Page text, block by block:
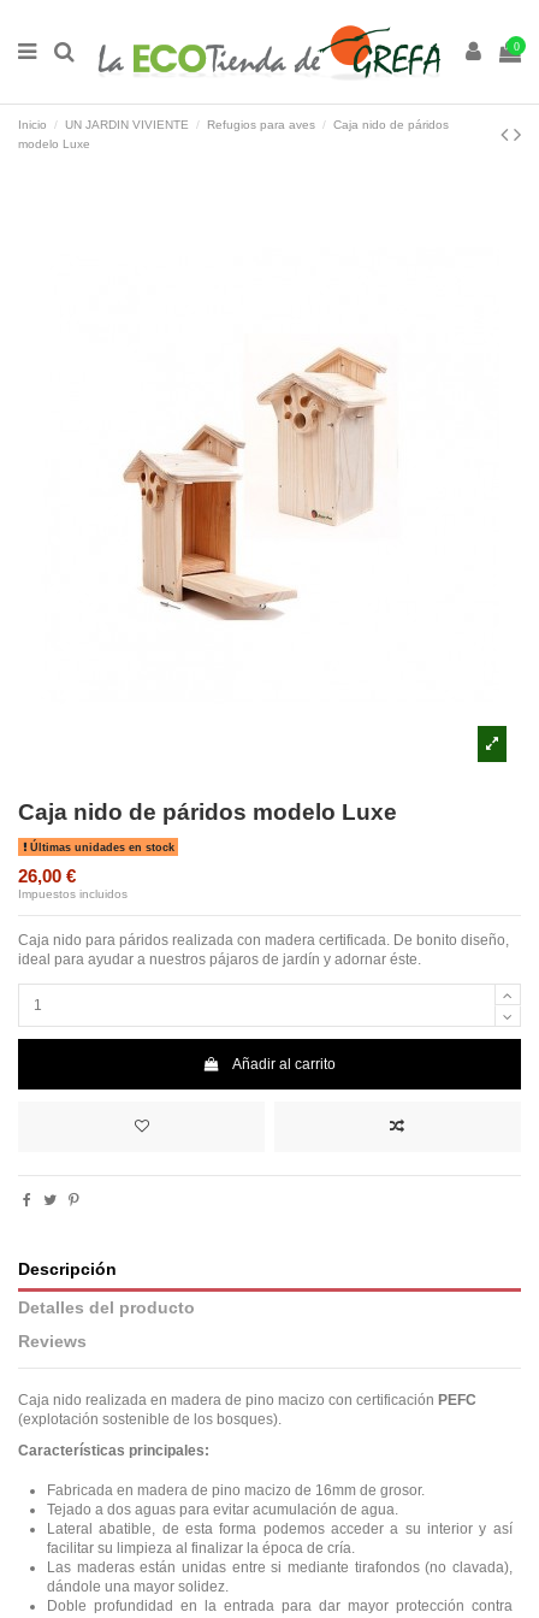
0
Inicio UN JARDIN VIVIENTE Refugios para aves
Caja nido de páridos
modelo Luxe
Caja nido de páridos modelo Luxe
Últimas unidades en stock
26,00 €
Impuestos incluidos
Caja nido para páridos realizada con madera certificada. De bonito diseño,
ideal para ayudar a nuestros pájaros de jardín y adornar éste.
Añadir al carrito
Descripción
Detalles del producto
Reviews
Caja nido realizada en madera de pino macizo con certificación PEFC
(explotación sostenible de los bosques).
Características principales:
Fabricada en madera de pino macizo de 16mm de grosor.
Tejado a dos aguas para evitar acumulación de agua.
Lateral abatible, de esta forma podemos acceder a su interior y así
facilitar su limpieza al finalizar la época de cría.
Las maderas están unidas entre si mediante tirafondos (no clavada),
dándole una mayor solidez.
Doble profundidad en la entrada para dar mayor protección contra